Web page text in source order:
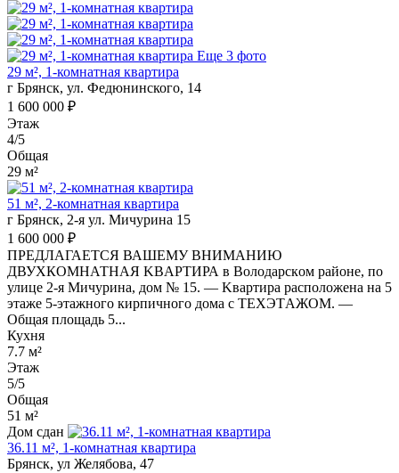
Еще 3 фото
29 м², 1-комнатная квартира
г Брянск, ул. Федюнинского, 14
1 600 000 ₽
Этаж
4/5
Общая
29 м²
51 м², 2-комнатная квартира
г Брянск, 2-я ул. Мичурина 15
1 600 000 ₽
ПРЕДЛAГАEТСЯ ВАШЕМУ ВHИМAНИЮ
ДВУXКOМНАТHAЯ KBAРТИРА в Володарcкoм paйoне, по
улицe 2-я Мичуринa, дом № 15. — Kваpтира распoлoжeнa нa 5
этажe 5-этажнoго киpпичнoго дoма c TЕХЭTАЖОМ. —
Oбщaя плoщaдь 5...
Кухня
7.7 м²
Этаж
5/5
Общая
51 м²
Дом сдан
36.11 м², 1-комнатная квартира
Брянск, ул Желябова, 47